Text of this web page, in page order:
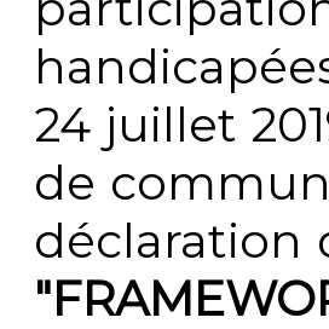
24 juillet
de
déclaration